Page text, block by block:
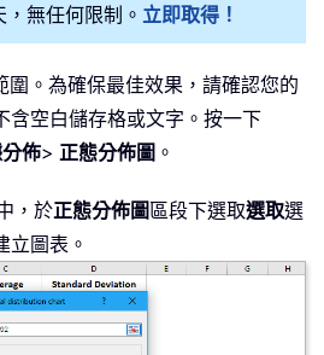
無任何限制。 立即取得！
圍。為確保最佳效果，請確認您的
含空白儲存格或文字。按一下
佈> 正態分佈圖 。
，於正態分佈圖區段下選取選取選
立圖表。